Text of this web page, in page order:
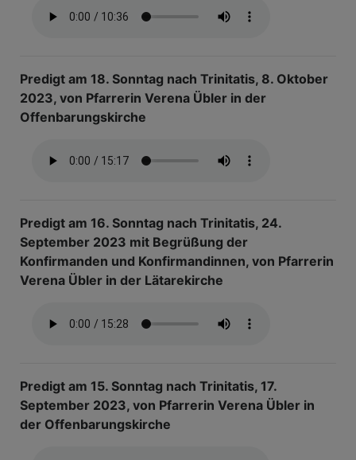
Predigt am 18. Sonntag nach Trinitatis, 8. Oktober
2023, von Pfarrerin Verena Übler in der
Offenbarungskirche
Predigt am 16. Sonntag nach Trinitatis, 24.
September 2023 mit Begrüßung der
Konfirmanden und Konfirmandinnen, von Pfarrerin
Verena Übler in der Lätarekirche
Predigt am 15. Sonntag nach Trinitatis, 17.
September 2023, von Pfarrerin Verena Übler in
der Offenbarungskirche